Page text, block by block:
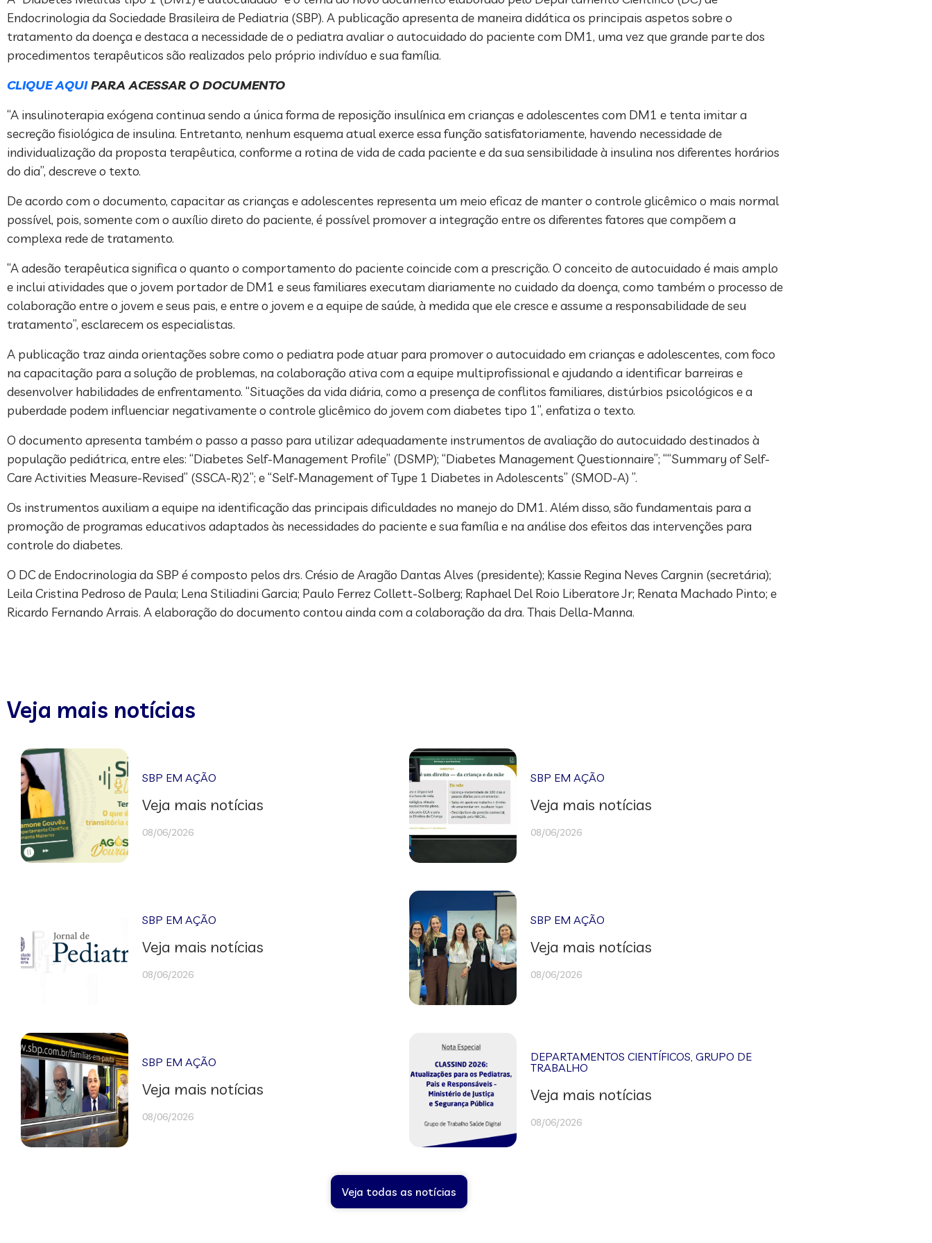
Endocrinologia da Sociedade Brasileira de Pediatria (SBP). A publicação apresenta de maneira didática os principais aspetos sobre o
tratamento da doença e destaca a necessidade de o pediatra avaliar o autocuidado do paciente com DM1, uma vez que grande parte dos
procedimentos terapêuticos são realizados pelo próprio indivíduo e sua família.
CLIQUE AQUIPARA ACESSAR O DOCUMENTO
“A insulinoterapia exógena continua sendo a única forma de reposição insulínica em crianças e adolescentes com DM1 e tenta imitar a
secreção fisiológica de insulina. Entretanto, nenhum esquema atual exerce essa função satisfatoriamente, havendo necessidade de
individualização da proposta terapêutica, conforme a rotina de vida de cada paciente e da sua sensibilidade à insulina nos diferentes horários
do dia”, descreve o texto.
De acordo com o documento, capacitar as crianças e adolescentes representa um meio eficaz de manter o controle glicêmico o mais normal
possível, pois, somente com o auxílio direto do paciente, é possível promover a integração entre os diferentes fatores que compõem a
complexa rede de tratamento.
“A adesão terapêutica significa o quanto o comportamento do paciente coincide com a prescrição. O conceito de autocuidado é mais amplo
e inclui atividades que o jovem portador de DM1 e seus familiares executam diariamente no cuidado da doença, como também o processo de
colaboração entre o jovem e seus pais, e entre o jovem e a equipe de saúde, à medida que ele cresce e assume a responsabilidade de seu
tratamento”, esclarecem os especialistas.
A publicação traz ainda orientações sobre como o pediatra pode atuar para promover o autocuidado em crianças e adolescentes, com foco
na capacitação para a solução de problemas, na colaboração ativa com a equipe multiprofissional e ajudando a identificar barreiras e
desenvolver habilidades de enfrentamento. “Situações da vida diária, como a presença de conflitos familiares, distúrbios psicológicos e a
puberdade podem influenciar negativamente o controle glicêmico do jovem com diabetes tipo 1”, enfatiza o texto.
O documento apresenta também o passo a passo para utilizar adequadamente instrumentos de avaliação do autocuidado destinados à
população pediátrica, entre eles: “Diabetes Self-Management Profile” (DSMP); “Diabetes Management Questionnaire”; ““Summary of Self-
Care Activities Measure-Revised” (SSCA-R)2”; e “Self-Management of Type 1 Diabetes in Adolescents” (SMOD-A) ”.
Os instrumentos auxiliam a equipe na identificação das principais dificuldades no manejo do DM1. Além disso, são fundamentais para a
promoção de programas educativos adaptados às necessidades do paciente e sua família e na análise dos efeitos das intervenções para
controle do diabetes.
O DC de Endocrinologia da SBP é composto pelos drs. Crésio de Aragão Dantas Alves (presidente); Kassie Regina Neves Cargnin (secretária);
Leila Cristina Pedroso de Paula; Lena Stiliadini Garcia; Paulo Ferrez Collett-Solberg; Raphael Del Roio Liberatore Jr; Renata Machado Pinto; e
Ricardo Fernando Arrais. A elaboração do documento contou ainda com a colaboração da dra. Thais Della-Manna.
Veja mais notícias
SBP EM AÇÃO
Veja mais notícias
08/06/2026
SBP EM AÇÃO
Veja mais notícias
08/06/2026
SBP EM AÇÃO
Veja mais notícias
08/06/2026
SBP EM AÇÃO
Veja mais notícias
08/06/2026
SBP EM AÇÃO
Veja mais notícias
08/06/2026
DEPARTAMENTOS CIENTÍFICOS ,GRUPO DE
TRABALHO
Veja mais notícias
08/06/2026
Veja todas as notícias